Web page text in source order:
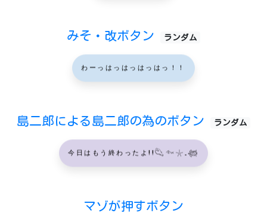
みそ・改ボタン ランダム
わーっはっはっはっはっ！！
島二郎による島二郎の為のボタン ランダム
今日はもう終わったよ!!𓆡𓆜𓇼𓈒𓆉
マゾが押すボタン